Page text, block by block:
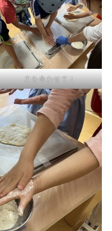
力を合わせて！